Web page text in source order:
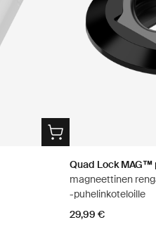
Quad Lock MAG™
magneettinen
-puhelinkoteloille
29,99 €